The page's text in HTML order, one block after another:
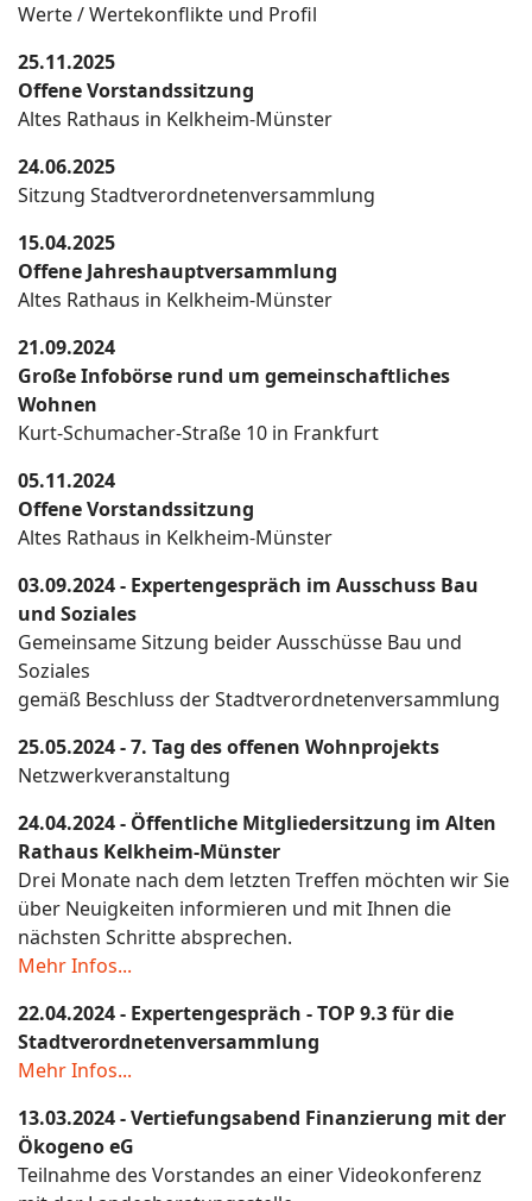
Werte / Wertekonflikte und Profil
25.11.2025
Offene Vorstandssitzung
Altes Rathaus in Kelkheim-Münster
24.06.2025
Sitzung Stadtverordnetenversammlung
15.04.2025
Offene Jahreshauptversammlung
Altes Rathaus in Kelkheim-Münster
21.09.2024
Große Infobörse rund um gemeinschaftliches
Wohnen
Kurt-Schumacher-Straße 10 in Frankfurt
05.11.2024
Offene Vorstandssitzung
Altes Rathaus in Kelkheim-Münster
03.09.2024 - Expertengespräch im Ausschuss Bau
und Soziales
Gemeinsame Sitzung beider Ausschüsse Bau und
Soziales
gemäß Beschluss der Stadtverordnetenversammlung
25.05.2024 - 7. Tag des offenen Wohnprojekts
Netzwerkveranstaltung
24.04.2024 - Öffentliche Mitgliedersitzung im Alten
Rathaus Kelkheim-Münster
Drei Monate nach dem letzten Treffen möchten wir Sie
über Neuigkeiten informieren und mit Ihnen die
nächsten Schritte absprechen.
Mehr Infos...
22.04.2024 - Expertengespräch - TOP 9.3 für die
Stadtverordnetenversammlung
Mehr Infos...
13.03.2024 - Vertiefungsabend Finanzierung mit der
Ökogeno eG
Teilnahme des Vorstandes an einer Videokonferenz